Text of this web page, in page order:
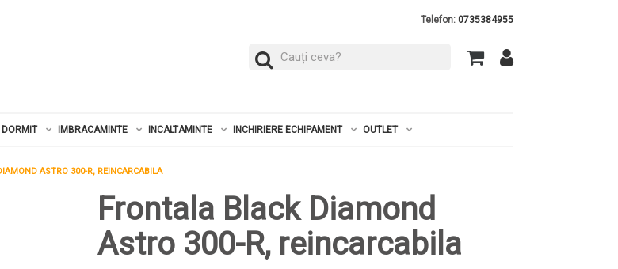
Telefon: 0735384955
IMBRACAMINTE INCALTAMINTE INCHIRIERE ECHIPAMENT OUTLET
ASTRO 300-R, REINCARCABILA
Frontala Black Diamond
Astro 300-R, reincarcabila